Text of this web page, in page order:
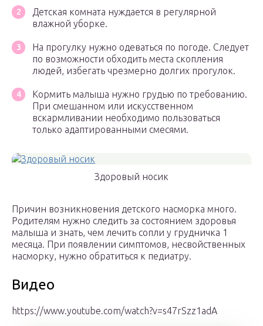
Детская комната нуждается в регулярной
влажной уборке.
На прогулку нужно одеваться по погоде. Следует
по возможности обходить места скопления
людей, избегать чрезмерно долгих прогулок.
Кормить малыша нужно грудью по требованию.
При смешанном или искусственном
вскармливании необходимо пользоваться
только адаптированными смесями.
Здоровый носик
Причин возникновения детского насморка много.
Родителям нужно следить за состоянием здоровья
малыша и знать, чем лечить сопли у грудничка 1
месяца. При появлении симптомов, несвойственных
насморку, нужно обратиться к педиатру.
Видео
https://www.youtube.com/watch?v=s47rSzz1adA